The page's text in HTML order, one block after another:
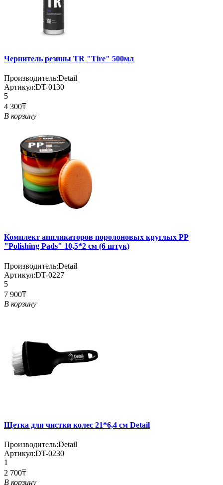
Чернитель резины TR "Tire" 500мл
Производитель:Detail
Артикул:DT-0130
5
4 300₸
В корзину
Комплект аппликаторов поролоновых круглых PP
"Polishing Pads" 10,5*2 см (6 штук)
Производитель:Detail
Артикул:DT-0227
5
7 900₸
В корзину
Щетка для чистки колес 21*6,4 см Detail
Производитель:Detail
Артикул:DT-0230
1
2 700₸
В корзину